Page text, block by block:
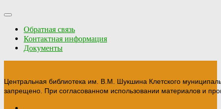
Обратная связь
Контактная информация
Документы
Центральная библиотека им. В.М. Шукшина Клетского
запрещено. При согласованном использовании материалов и